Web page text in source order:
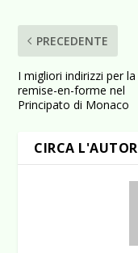
PRECEDENTE
I migliori indirizzi per la
remise-en-forme nel
Principato di Monaco
CIRCA